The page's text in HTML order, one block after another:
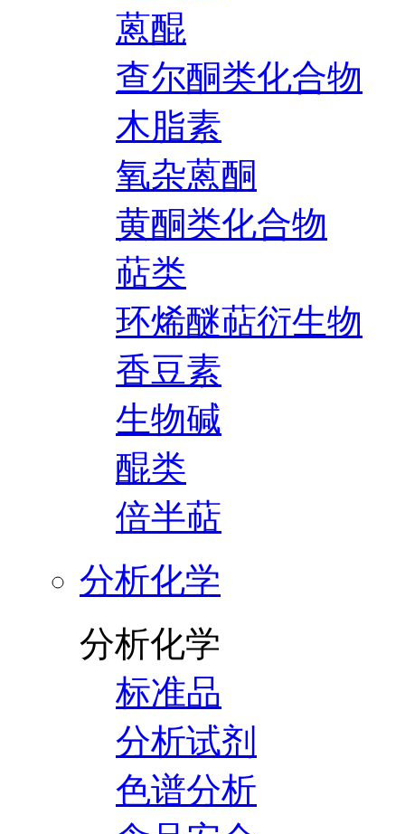
蒽醌
查尔酮类化合物
木脂素
氧杂蒽酮
黄酮类化合物
萜类
环烯醚萜衍生物
香豆素
生物碱
醌类
倍半萜
分析化学
分析化学
标准品
分析试剂
色谱分析